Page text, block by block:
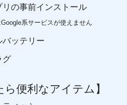
リの事前インストール
系サービスが使えません
バッテリー
グ
ら便利 な アイテム 】